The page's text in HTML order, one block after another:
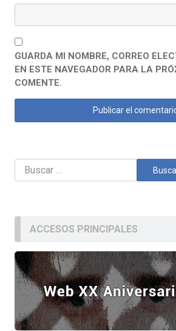
GUARDA MI NOMBRE, CORREO
EN ESTE NAVEGADOR PARA LA
COMENTE.
Buscar:
ACCESOS PRINCIPALES